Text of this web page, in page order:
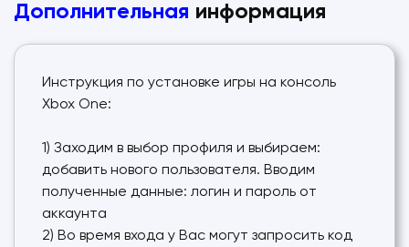
Дополнительная информация
Инструкция по установке игры на консоль
Xbox One:
1) Заходим в выбор профиля и выбираем:
добавить нового пользователя. Вводим
полученные данные: логин и пароль от
аккаунта
2) Во время входа у Вас могут запросить код